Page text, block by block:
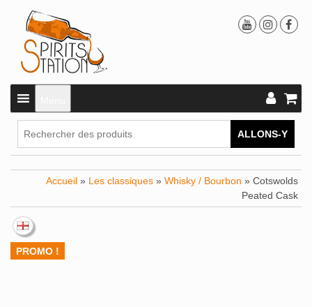
ALLONS-Y
Accueil » Les classiques » Whisky / Bourbon » Cotswolds
Peated Cask
PROMO !